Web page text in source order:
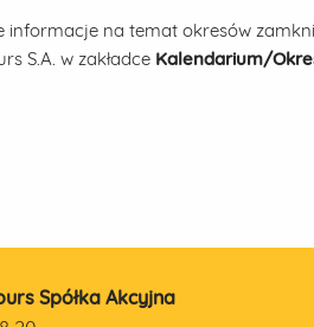
informacje na temat okresów
S.A. w zakładce Kalendarium/
Spółka Akcyjna